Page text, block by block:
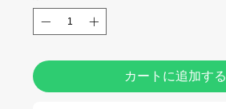
カートに追加する